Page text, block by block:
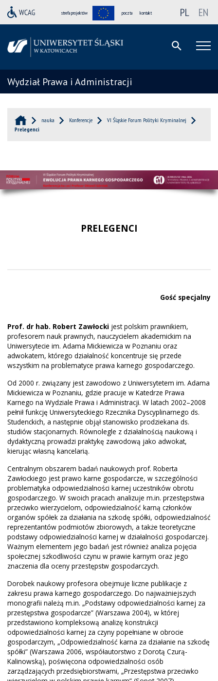
strefa projektów poczta kontakt PL EN
Wydział Prawa i Administracji
nauka Konferencje
VI Śląskie Forum Polityki Kryminalnej
Prelegenci
PRELEGENCI
Gość specjalny
Prof. dr hab. Robert Zawłocki jest polskim prawnikiem,
profesorem nauk prawnych, nauczycielem akademickim na
Uniwersytecie im. Adama Mickiewicza w Poznaniu oraz
adwokatem, którego działalność koncentruje się przede
wszystkim na problematyce prawa karnego gospodarczego.
Od 2000 r. związany jest zawodowo z Uniwersytetem im. Adama
Mickiewicza w Poznaniu, gdzie pracuje w Katedrze Prawa
Karnego na Wydziale Prawa i Administracji. W latach 2002–2008
pełnił funkcję Uniwersyteckiego Rzecznika Dyscyplinarnego ds.
Studenckich, a następnie objął stanowisko prodziekana ds.
studiów stacjonarnych. Równolegle z działalnością naukową i
dydaktyczną prowadzi praktykę zawodową jako adwokat,
kierując własną kancelarią.
Centralnym obszarem badań naukowych prof. Roberta
Zawłockiego jest prawo karne gospodarcze, w szczególności
problematyka odpowiedzialności karnej uczestników obrotu
gospodarczego. W swoich pracach analizuje m.in. przestępstwa
przeciwko wierzycielom, odpowiedzialność karną członków
organów spółek za działania na szkodę spółki, odpowiedzialność
reprezentantów podmiotów zbiorowych, a także teoretyczne
podstawy odpowiedzialności karnej w działalności gospodarczej.
Ważnym elementem jego badań jest również analiza pojęcia
społecznej szkodliwości czynu w prawie karnym oraz jego
znaczenia dla oceny przestępstw gospodarczych.
Dorobek naukowy profesora obejmuje liczne publikacje z
zakresu prawa karnego gospodarczego. Do najważniejszych
monografii należą m.in. „Podstawy odpowiedzialności karnej za
przestępstwa gospodarcze” (Warszawa 2004), w której
przedstawiono kompleksową analizę konstrukcji
odpowiedzialności karnej za czyny popełniane w obrocie
gospodarczym, „Odpowiedzialność karna za działanie na szkodę
spółki” (Warszawa 2006, współautorstwo z Dorotą Czurą-
Kalinowską), poświęcona odpowiedzialności osób
zarządzających przedsiębiorstwami, „Przestępstwa przeciwko